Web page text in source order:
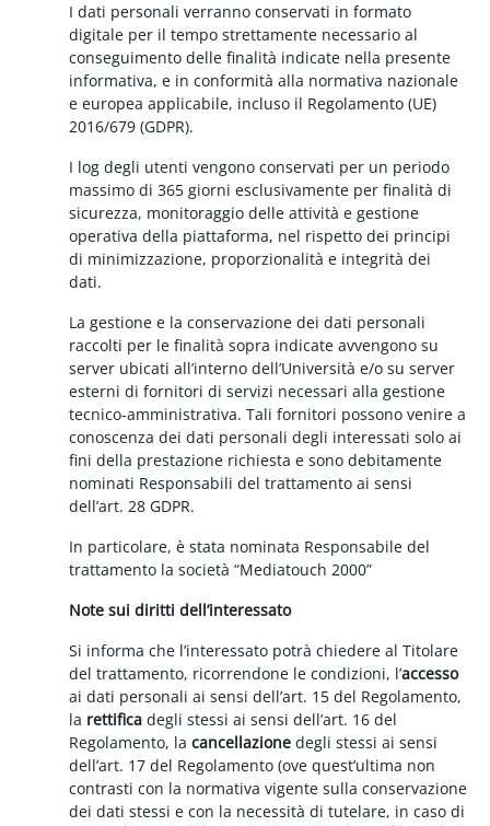
I dati personali verranno conservati in formato
digitale per il tempo strettamente necessario al
conseguimento delle finalità indicate nella presente
informativa, e in conformità alla normativa nazionale
e europea applicabile, incluso il Regolamento (UE)
2016/679 (GDPR).
I log degli utenti vengono conservati per un periodo
massimo di 365 giorni esclusivamente per finalità di
sicurezza, monitoraggio delle attività e gestione
operativa della piattaforma, nel rispetto dei principi
di minimizzazione, proporzionalità e integrità dei
dati.
La gestione e la conservazione dei dati personali
raccolti per le finalità sopra indicate avvengono su
server ubicati all’interno dell’Università e/o su server
esterni di fornitori di servizi necessari alla gestione
tecnico-amministrativa. Tali fornitori possono venire a
conoscenza dei dati personali degli interessati solo ai
fini della prestazione richiesta e sono debitamente
nominati Responsabili del trattamento ai sensi
dell’art. 28 GDPR.
In particolare, è stata nominata Responsabile del
trattamento la società “Mediatouch 2000”
Note sui diritti dell’interessato
Si informa che l’interessato potrà chiedere al Titolare
del trattamento, ricorrendone le condizioni, l’accesso
ai dati personali ai sensi dell’art. 15 del Regolamento,
la rettificadegli stessi ai sensi dell’art. 16 del
Regolamento, lacancellazione degli stessi ai sensi
dell’art. 17 del Regolamento (ove quest’ultima non
contrasti con la normativa vigente sulla conservazione
dei dati stessi e con la necessità di tutelare, in caso di